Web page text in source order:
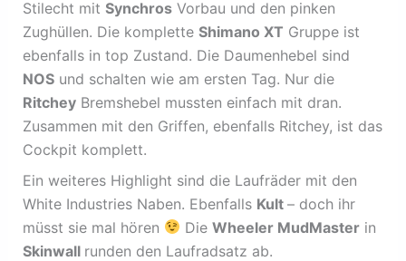
Stilecht mit SynchrosVorbau und den pinken
Zughüllen. Die komplette Shimano XT Gruppe ist
ebenfalls in top Zustand. Die Daumenhebel sind
NOSund schalten wie am ersten Tag. Nur die
RitcheyBremshebel mussten einfach mit dran.
Zusammen mit den Griffen, ebenfalls Ritchey, ist das
Cockpit komplett.
Ein weiteres Highlight sind die Laufräder mit den
White Industries Naben. Ebenfalls Kult – doch ihr
müsst sie mal hören
Die Wheeler MudMasterin
Skinwall runden den Laufradsatz ab.